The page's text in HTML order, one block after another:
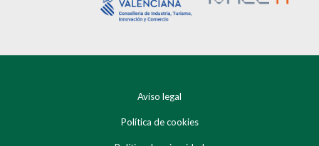
Aviso legal
Política de cookies